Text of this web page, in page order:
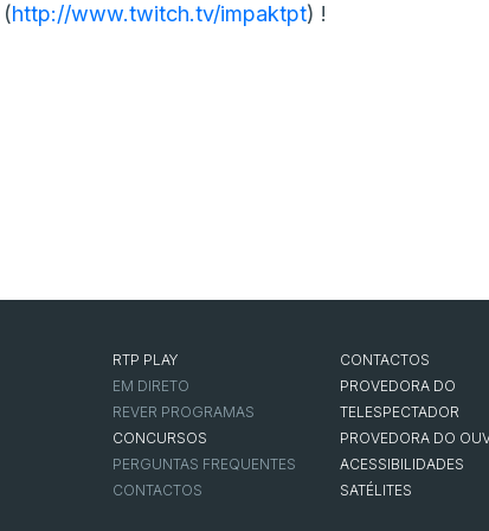
http://www.twitch.tv/impaktpt) !
RTP PLAY
EM DIRETO
REVER PROGRAMAS
CONCURSOS
PERGUNTAS FREQUENTES
CONTACTOS
CONTACTOS
PROVEDORA DO
TELESPECTADOR
PROVEDORA DO
ACESSIBILIDADES
SATÉLITES